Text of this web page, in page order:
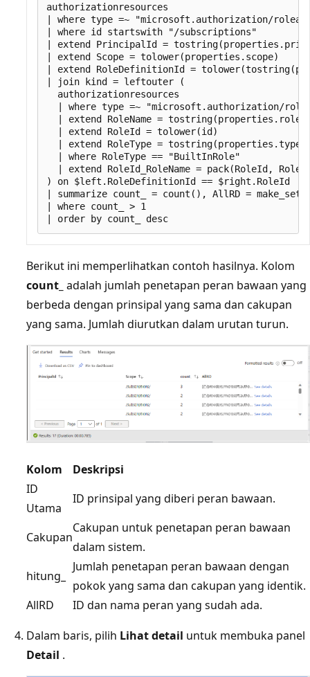
authorizationresources
| where type =~ "microsoft.authorization/
| where id startswith "/subscriptions"
| extend PrincipalId =
| extend Scope = tolower(properties.scope)
| extend RoleDefinitionId =
| join kind = leftouter (
  authorizationresources
| where type =~ "microsoft.authorization/
| extend RoleName =
  | extend RoleId = tolower(id)
| extend RoleType =
  | where RoleType == "BuiltInRole"
| extend RoleId_RoleName = pack(RoleId,
) on $left.RoleDefinitionId == $right.RoleId
| summarize count_ = count(), AllRD =
| where count_ > 1
Berikut ini memperlihatkan contoh hasilnya. Kolom
count_ adalah jumlah penetapan peran bawaan yang
berbeda dengan prinsipal yang sama dan cakupan
yang sama. Jumlah diurutkan dalam urutan turun.
Kolom
Deskripsi
ID
Utama
ID prinsipal yang diberi peran bawaan.
Cakupan
Cakupan untuk penetapan peran bawaan
dalam sistem.
hitung_
Jumlah penetapan peran bawaan dengan
pokok yang sama dan cakupan yang identik.
AllRD
ID dan nama peran yang sudah ada.
Dalam baris, pilih Lihat detail untuk membuka panel
Detail .